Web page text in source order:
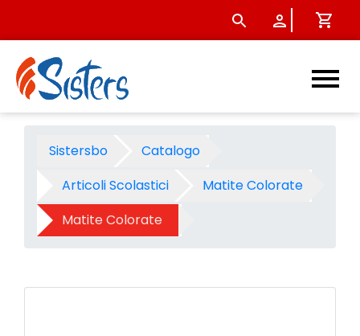
Matite colorate goldfaber
Sistersbo
Catalogo
Articoli Scolastici
Matite Colorate
Matite Colorate